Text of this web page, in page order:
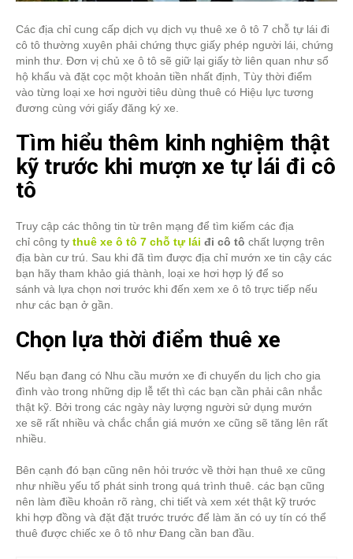
Các địa chỉ cung cấp dịch vụ dịch vụ thuê xe ô tô 7 chỗ tự lái đi
cô tô thường xuyên phải chứng thực giấy phép người lái, chứng
minh thư. Đơn vị chủ xe ô tô sẽ giữ lại giấy tờ liên quan như sổ
hộ khẩu và đặt cọc một khoản tiền nhất định, Tùy thời điểm
vào từng loại xe hơi người tiêu dùng thuê có Hiệu lực tương
đương cùng với giấy đăng ký xe.
Tìm hiểu thêm kinh nghiệm thật
kỹ trước khi mượn xe tự lái đi cô
tô
Truy cập các thông tin từ trên mạng để tìm kiếm các địa
chỉ công ty thuê xe ô tô 7 chỗ tự lái đi cô tô chất lượng trên
địa bàn cư trú. Sau khi đã tìm được địa chỉ mướn xe tin cậy các
bạn hãy tham khảo giá thành, loại xe hơi hợp lý để so
sánh và lựa chọn nơi trước khi đến xem xe ô tô trực tiếp nếu
như các bạn ở gần.
Chọn lựa thời điểm thuê xe
Nếu bạn đang có Nhu cầu mướn xe đi chuyến du lịch cho gia
đình vào trong những dịp lễ tết thì các bạn cần phải cân nhắc
thật kỹ. Bởi trong các ngày này lượng người sử dụng mướn
xe sẽ rất nhiều và chắc chắn giá mướn xe cũng sẽ tăng lên rất
nhiều.
Bên cạnh đó bạn cũng nên hỏi trước về thời hạn thuê xe cũng
như nhiều yếu tố phát sinh trong quá trình thuê. các bạn cũng
nên làm điều khoản rõ ràng, chi tiết và xem xét thật kỹ trước
khi hợp đồng và đặt đặt trước trước để làm ăn có uy tín có thể
thuê được chiếc xe ô tô như Đang cần ban đầu.